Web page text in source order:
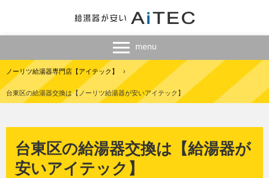
ノーリツ給湯器専門店【アイテック】 ›
台東区の給湯器交換は【ノーリツ給湯器が安いアイテック】
台東区の給湯器交換は【給湯器が
安いアイテック】